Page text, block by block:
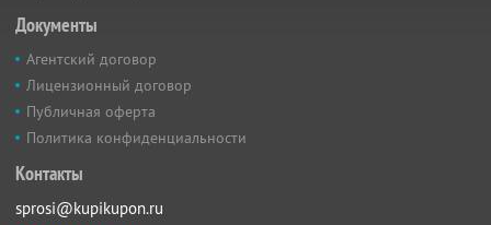
Документы
Агентский договор
Лицензионный договор
Публичная оферта
Политика конфиденциальности
Контакты
sprosi@kupikupon.ru